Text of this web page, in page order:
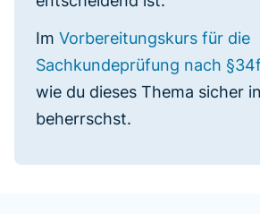
Im Vorbereitungskurs für die
Sachkundeprüfung nach §34f
wie du dieses Thema sicher
beherrschst.